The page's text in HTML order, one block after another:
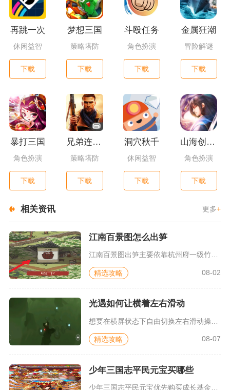
再跳一次
休闲益智
下载
梦想三国
策略塔防
下载
斗殴任务
角色扮演
下载
金属狂潮
冒险解谜
下载
暴打三国
角色扮演
下载
兄弟连3：战争之子
策略塔防
下载
洞穴秋千
休闲益智
下载
山海创世录一剑天逆
角色扮演
下载
相关资讯 更多+
江南百景图怎么出笋
江南百景图出笋主要依靠杭州府一级竹林手动收获概率掉落，搭配角...
精选攻略 08-02
光遇如何让横着左右滑动
想要在横屏状态下自由切换左右滑动操控分区，只需进入游戏控制设...
精选攻略 08-07
少年三国志平民元宝买哪些